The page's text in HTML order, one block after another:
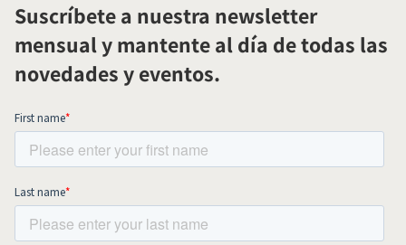
Suscríbete a nuestra newsletter
mensual y mantente al día de todas las
novedades y eventos.